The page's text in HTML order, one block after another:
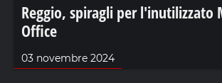
Reggio, spiragli per l'inutilizzato
Office
03 novembre 2024